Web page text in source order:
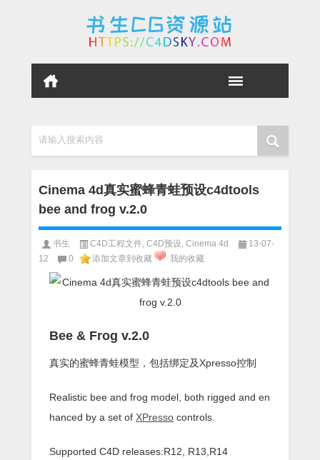
请输入搜索内容
Cinema 4d真实蜜蜂青蛙预设c4dtools
bee and frog v.2.0
书生 C4D工程文件 C4D预设 Cinema 4d
13-07-
12
0 添加文章到收藏 我的收藏
Bee & Frog v.2.0
真实的蜜蜂青蛙模型，包括绑定及Xpresso控制
Realistic bee and frog model, both rigged and en
hanced by a set of XPresso controls.
Supported C4D releases:R12, R13,R14